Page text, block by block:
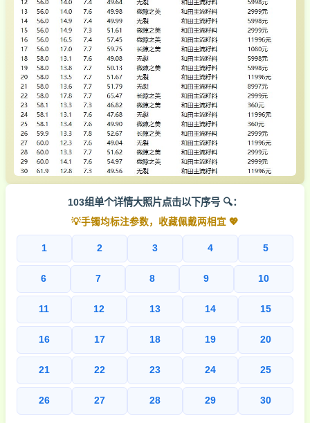
103组单个详情大照片点击以下序号 🔍：
💡手镯均标注参数，收藏佩戴两相宜 💖
1 2 3 4 5
6 7 8 9 10
11 12 13 14 15
16 17 18 19 20
21 22 23 24 25
26 27 28 29 30